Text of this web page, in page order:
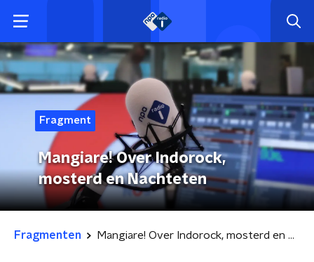
Fragment
Mangiare! Over Indorock,
mosterd en Nachteten
Fragmenten Mangiare! Over Indorock, mosterd en Nachteten